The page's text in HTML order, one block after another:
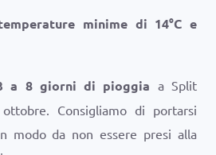
minime di 14°C e
a 8 giorni di pioggia a Split
Consigliamo di portarsi
modo da non essere presi alla